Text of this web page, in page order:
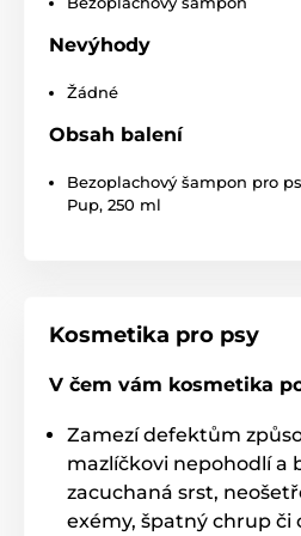
Technické specifikace se
ilustrativní charakter.
Chovatelství
% Kosmetika a péče
Nevýhody
Žádné
Obsah balení
Bezoplachový šampon pro
Pup, 250 ml
Kosmetika pro psy
V čem vám kosmetika
Zamezí defektům
mazlíčkovi nepohodlí a
zacuchaná srst,
exémy, špatný chrup či